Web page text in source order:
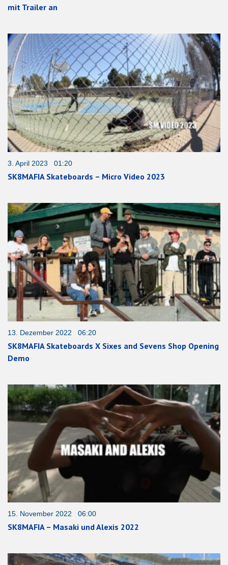
mit Trailer an
3. April 2023 01:20
SK8MAFIA Skateboards – Micro Video 2023
13. Dezember 2022 06:20
SK8MAFIA Skateboards X Sixes and Sevens Shop Opening
Demo
15. November 2022 06:00
SK8MAFIA – Masaki und Alexis 2022